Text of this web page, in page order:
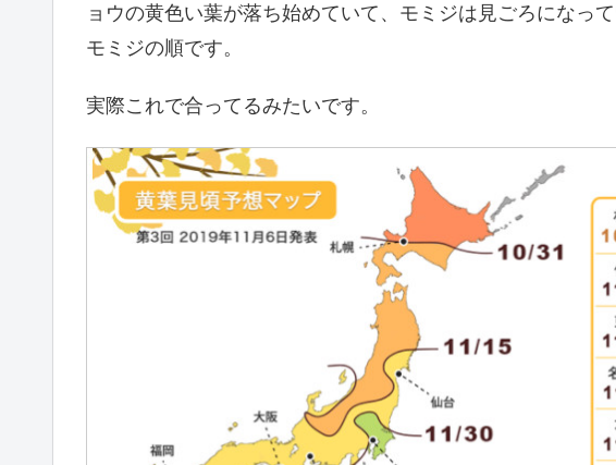
ョウの黄色い葉が落ち始めていて、モミジは見ごろになっ
モミジの順です。
実際これで合ってるみたいです。